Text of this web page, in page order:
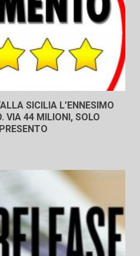
SICILIA L’ENNESIMO
VIA 44 MILIONI, SOLO